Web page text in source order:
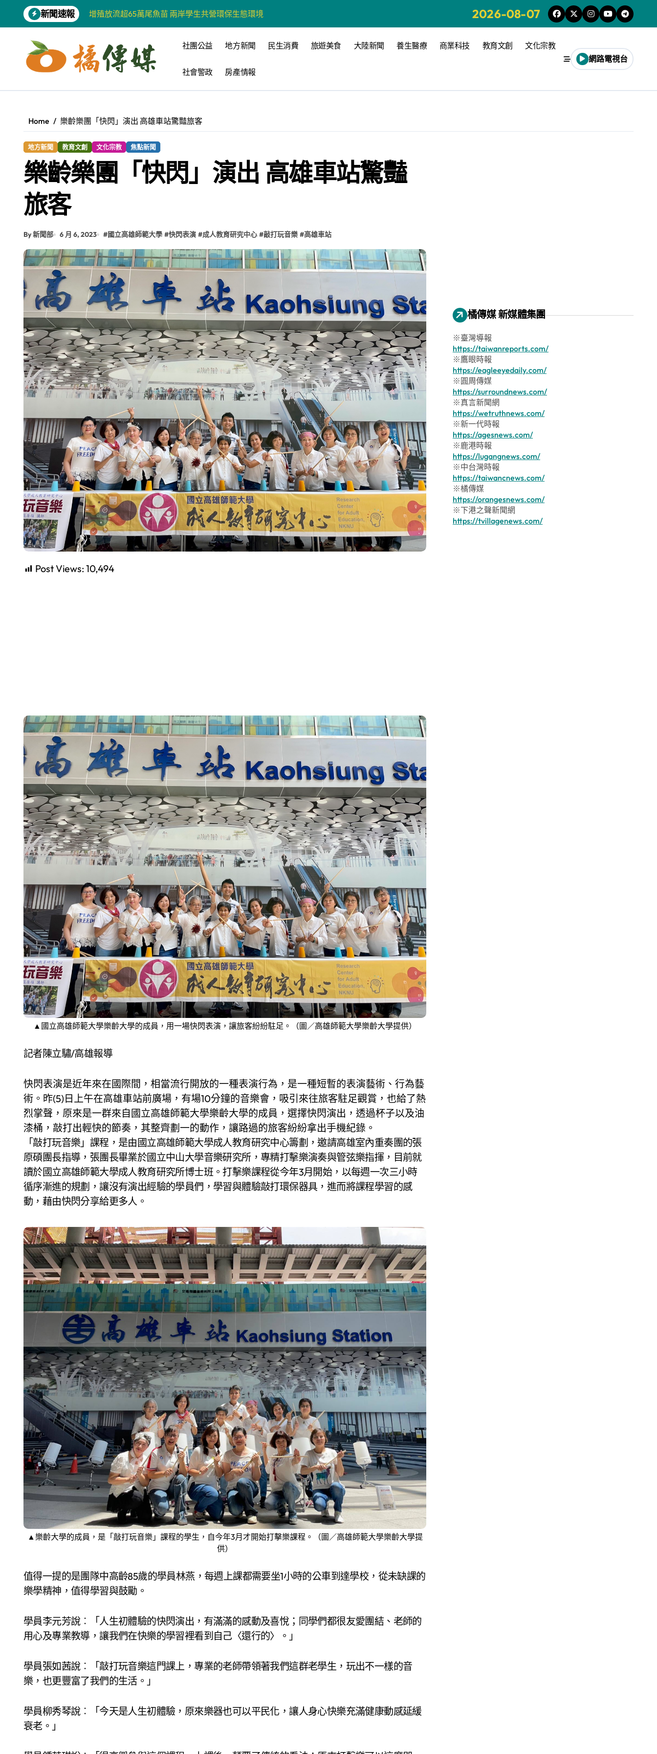
content
新聞速報
【第十四屆海峽青年薈】兩岸青年福州體驗水上運動
柯志恩競選網站正式上線 打造數位選戰新平台 公開五大亮點
兩岸青年齊聚福州共話農文旅融合發展
雅安 天府之肺裡的安逸密碼 一座被時光偏愛的巴適小城
港都文藝學會首辦蓮池潭文學營 支持高雄文學再出發
高科大機電系與日本愛媛大學跨校合作 並感謝世豐螺絲捐助獎學金
《讀者》8月號新聞焦點 【錦瑟】
2026-08-07
社團公益 地方新聞 民生消費 旅遊美食 大陸新聞 養生醫療 商業科技 教育文創 文化宗教
社會警政 房產情報
網路電視台
Home 樂齡樂團「快閃」演出 高雄車站驚豔旅客
地方新聞 教育文創 文化宗教 焦點新聞
樂齡樂團「快閃」演出 高雄車站驚豔
旅客
By 新聞部 6 月 6, 2023 #國立高雄師範大學 #快閃表演 #成人教育研究中心 #敲打玩音樂 #高雄車站
Post Views: 10,494
▲國立高雄師範大學樂齡大學的成員，用一場快閃表演，讓旅客紛紛駐足。（圖／高雄師範大學樂齡大學提供）
記者陳立驌/高雄報導
快閃表演是近年來在國際間，相當流行開放的一種表演行為，是一種短暫的表演藝術、行為藝
術。昨(5)日上午在高雄車站前廣場，有場10分鐘的音樂會，吸引來往旅客駐足觀賞，也給了熱
烈掌聲，原來是一群來自國立高雄師範大學樂齡大學的成員，選擇快閃演出，透過杯子以及油
漆桶，敲打出輕快的節奏，其整齊劃一的動作，讓路過的旅客紛紛拿出手機紀錄。
「敲打玩音樂」課程，是由國立高雄師範大學成人教育研究中心籌劃，邀請高雄室內重奏團的張
原碩團長指導，張團長畢業於國立中山大學音樂研究所，專精打擊樂演奏與管弦樂指揮，目前就
讀於國立高雄師範大學成人教育研究所博士班。打擊樂課程從今年3月開始，以每週一次三小時
循序漸進的規劃，讓沒有演出經驗的學員們，學習與體驗敲打環保器具，進而將課程學習的感
動，藉由快閃分享給更多人。
▲樂齡大學的成員，是「敲打玩音樂」課程的學生，自今年3月才開始打擊樂課程。（圖／高雄師範大學樂齡大學提
供）
值得一提的是團隊中高齡85歲的學員林燕，每週上課都需要坐1小時的公車到達學校，從未缺課的
樂學精神，值得學習與鼓勵。
學員李元芳說︰「人生初體驗的快閃演出，有滿滿的感動及喜悅；同學們都很友愛團結、老師的
用心及專業教導，讓我們在快樂的學習裡看到自己〈還行的〉。」
學員張如茜說︰「敲打玩音樂這門課上，專業的老師帶領著我們這群老學生，玩出不一樣的音
樂，也更豐富了我們的生活。」
學員柳秀琴說︰「今天是人生初體驗，原來樂器也可以平民化，讓人身心快樂充滿健康動感延緩
衰老。」
橘傳媒 新媒體集團
※臺灣導報
https://taiwanreports.com/
※鷹眼時報
https://eagleeyedaily.com/
※圓周傳媒
https://surroundnews.com/
※真言新聞網
https://wetruthnews.com/
※新一代時報
https://agesnews.com/
※鹿港時報
https://lugangnews.com/
※中台灣時報
https://taiwancnews.com/
※橘傳媒
https://orangesnews.com/
※下港之聲新聞網
https://tvillagenews.com/